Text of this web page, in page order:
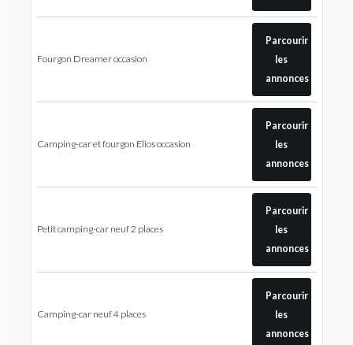
Fourgon Dreamer occasion
Parcourir
les
annonces
Camping-car et fourgon Elios occasion
Parcourir
les
annonces
Petit camping-car neuf 2 places
Parcourir
les
annonces
Camping-car neuf 4 places
Parcourir
les
annonces